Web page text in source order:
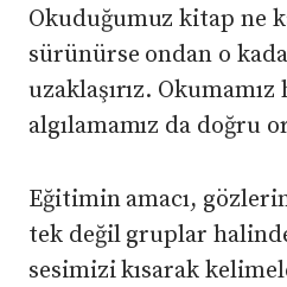
Okuduğumuz kitap ne
sürünürse ondan o
uzaklaşırız. Okumamız
algılamamız da doğru
Eğitimin amacı,
tek değil gruplar
sesimizi kısarak